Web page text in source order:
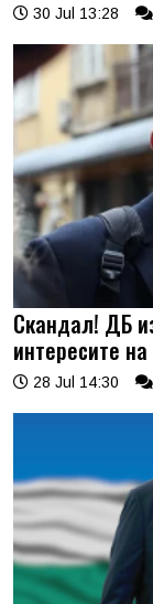
30 Jul 13:28
Скандал! ДБ
интересите
28 Jul 14:30